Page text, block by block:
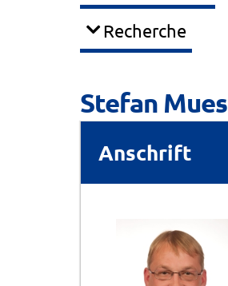
Recherche
Stefan Mues
Anschrift